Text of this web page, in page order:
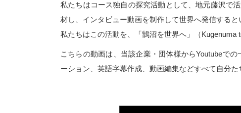
私たちはコース独自の探究活動として、地元藤沢で
材し、インタビュー動画を制作して世界へ発信すると
私たちはこの活動を、「鵠沼を世界へ」（Kugenuma
こちらの動画は、当該企業・団体様からYoutubeで
ーション、英語字幕作成、動画編集などすべて自分